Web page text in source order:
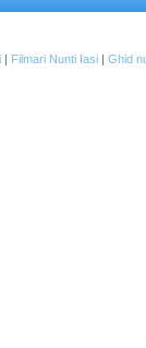
| Filmari Nunti Iasi | Ghid